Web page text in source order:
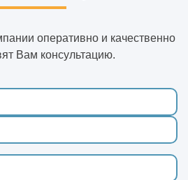
оперативно и качественно
Вам консультацию.